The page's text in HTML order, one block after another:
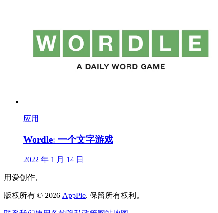
应用
Wordle: 一个文字游戏
2022 年 1 月 14 日
用爱创作。
版权所有 © 2026 AppPie. 保留所有权利。